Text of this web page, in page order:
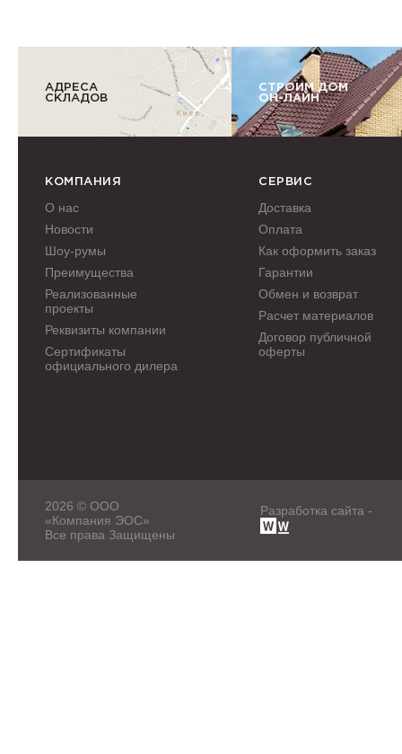
АДРЕСА
СКЛАДОВ
СТРОИМ ДОМ
ОН-ЛАЙН
КОМПАНИЯ
О нас
Новости
Шоу-румы
Преимущества
Реализованные
проекты
Реквизиты компании
Сертификаты
официального дилера
СЕРВИС
Доставка
Оплата
Как оформить заказ
Гарантии
Обмен и возврат
Расчет материалов
Договор публичной
оферты
2026 © ООО
«Компания ЭОС»
Все права Защищены
Разработка сайта -